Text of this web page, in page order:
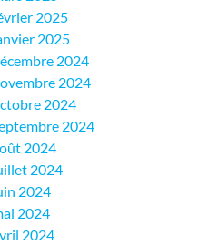
2025
2025
2024
2024
2024
2024
2024
2024
2024
2024
2024